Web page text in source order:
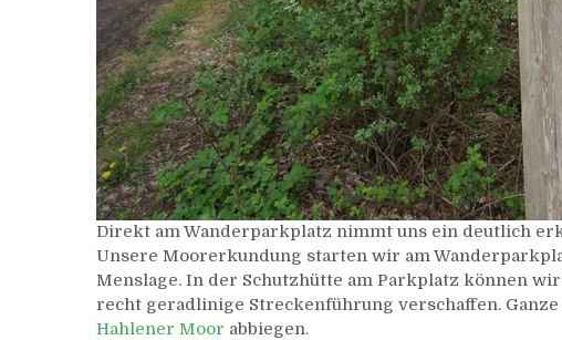
Direkt am Wanderparkplatz nimmt uns ein deutlich
Unsere Moorerkundung starten wir am
Menslage. In der Schutzhütte am Parkplatz können
recht geradlinige Streckenführung verschaffen.
Hahlener Moor abbiegen.